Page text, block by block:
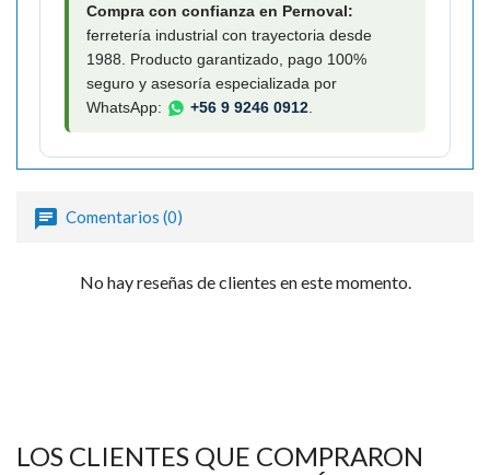
Compra con confianza en Pernoval:
ferretería industrial con trayectoria desde
1988. Producto garantizado, pago 100%
seguro y asesoría especializada por
WhatsApp:
+56 9 9246 0912
Comentarios (0)
No hay reseñas de clientes en este momento.
LOS CLIENTES QUE COMPRARON